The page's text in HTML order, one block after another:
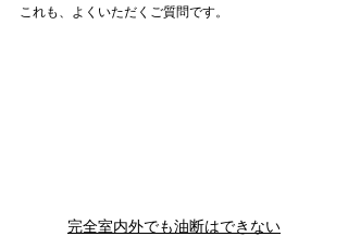
これも、よくいただくご質問です。
完全室内外でも油断はできない